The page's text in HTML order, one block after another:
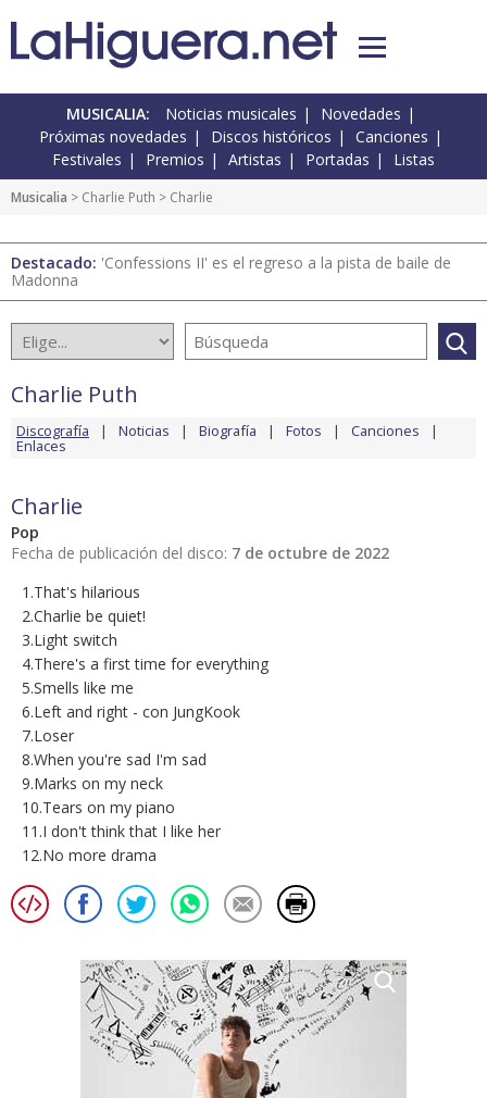
MUSICALIA: Noticias musicales
Novedades
Próximas novedades
Discos históricos
Canciones
Festivales
Premios Artistas Portadas Listas
Musicalia > Charlie Puth > Charlie
Destacado: 'Confessions II' es el regreso a la pista de baile de
Madonna
Charlie Puth
Discografía Noticias Biografía Fotos Canciones
Enlaces
Charlie
Pop
Fecha de publicación del disco: 7 de octubre de 2022
1.That's hilarious
2.Charlie be quiet!
3.Light switch
4.There's a first time for everything
5.Smells like me
6.Left and right - con JungKook
7.Loser
8.When you're sad I'm sad
9.Marks on my neck
10.Tears on my piano
11.I don't think that I like her
12.No more drama